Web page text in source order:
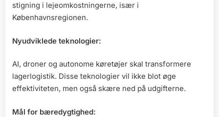
stigning i lejeomkostningerne, især i
Københavnsregionen.
Nyudviklede teknologier:
AI, droner og autonome køretøjer skal transformere
lagerlogistik. Disse teknologier vil ikke blot øge
effektiviteten, men også skære ned på udgifterne.
Mål for bæredygtighed: